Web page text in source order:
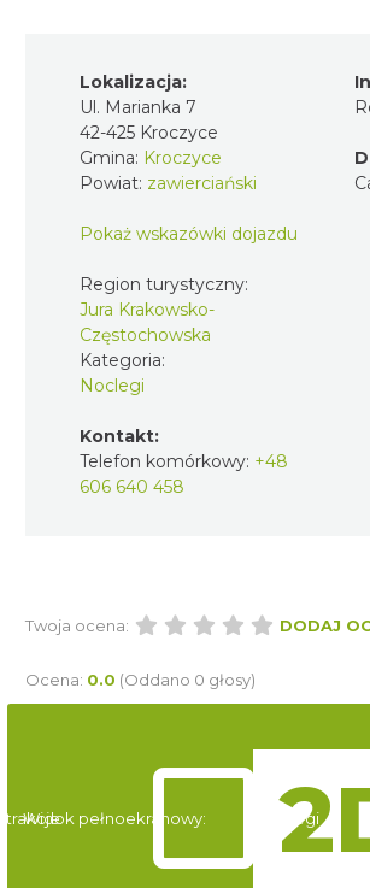
Lokalizacja:
Ul. Marianka 7
42-425 Kroczyce
Gmina: Kroczyce
Powiat: zawierciański
Pokaż wskazówki dojazdu
Region turystyczny:
Jura Krakowsko-
Częstochowska
Kategoria:
Noclegi
Kontakt:
Telefon komórkowy: +48
606 640 458
Twoja ocena: DODAJ
Ocena: 0.0 (Oddano 0 głosy)
Widok pełnoekranowy:
Atrakcje Noclegi